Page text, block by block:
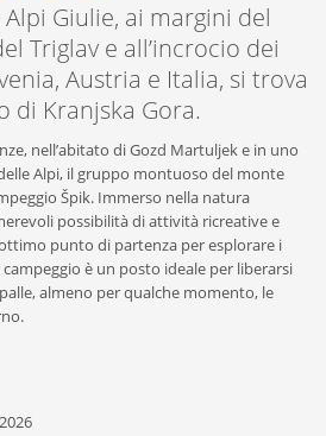
Giulie, ai margini del
Triglav e all’incrocio dei
Austria e Italia, si trova
di Kranjska Gora.
nell’abitato di Gozd Martuljek e in uno
Alpi, il gruppo montuoso del monte
Špik. Immerso nella natura
possibilità di attività ricreative e
punto di partenza per esplorare i
è un posto ideale per liberarsi
almeno per qualche momento, le